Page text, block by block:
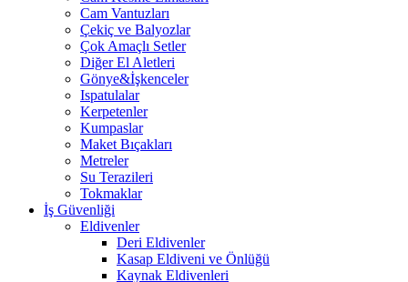
Cam Vantuzları
Çekiç ve Balyozlar
Çok Amaçlı Setler
Diğer El Aletleri
Gönye&İşkenceler
Ispatulalar
Kerpetenler
Kumpaslar
Maket Bıçakları
Metreler
Su Terazileri
Tokmaklar
İş Güvenliği
Eldivenler
Deri Eldivenler
Kasap Eldiveni ve Önlüğü
Kaynak Eldivenleri